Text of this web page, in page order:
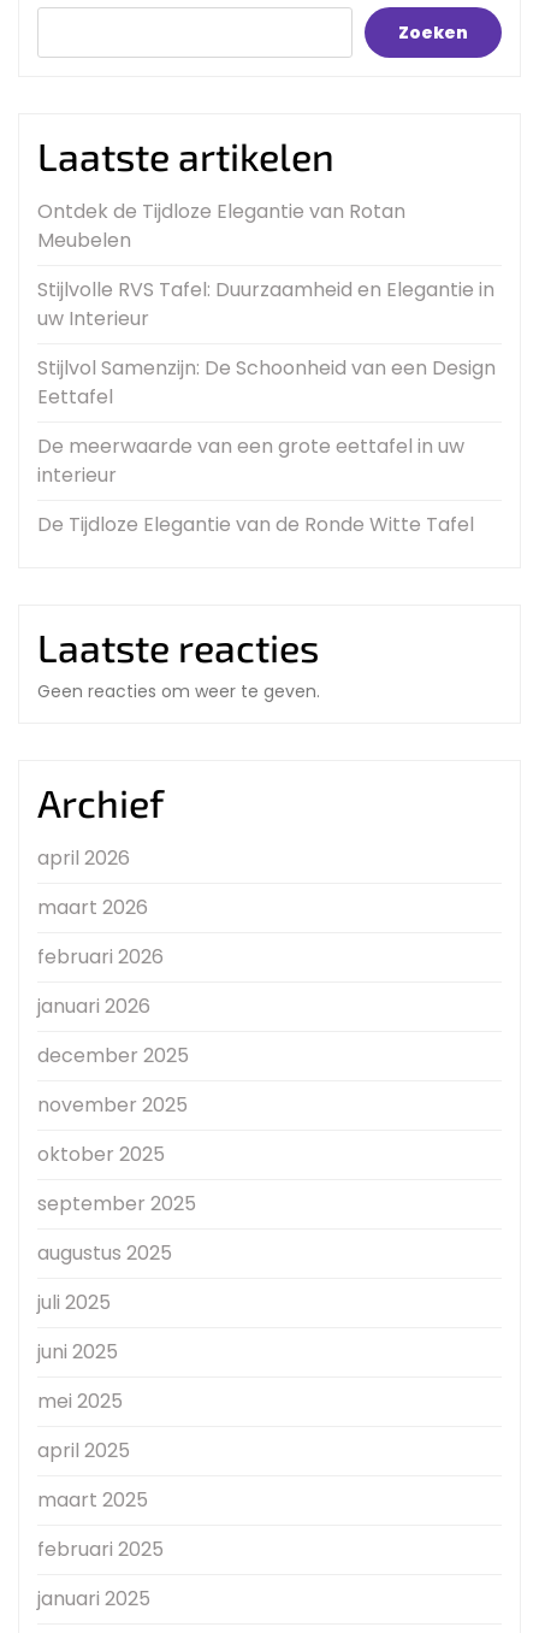
Zoeken
Laatste artikelen
Ontdek de Tijdloze Elegantie van Rotan
Meubelen
Stijlvolle RVS Tafel: Duurzaamheid en Elegantie in
uw Interieur
Stijlvol Samenzijn: De Schoonheid van een Design
Eettafel
De meerwaarde van een grote eettafel in uw
interieur
De Tijdloze Elegantie van de Ronde Witte Tafel
Laatste reacties
Geen reacties om weer te geven.
Archief
april 2026
maart 2026
februari 2026
januari 2026
december 2025
november 2025
oktober 2025
september 2025
augustus 2025
juli 2025
juni 2025
mei 2025
april 2025
maart 2025
februari 2025
januari 2025